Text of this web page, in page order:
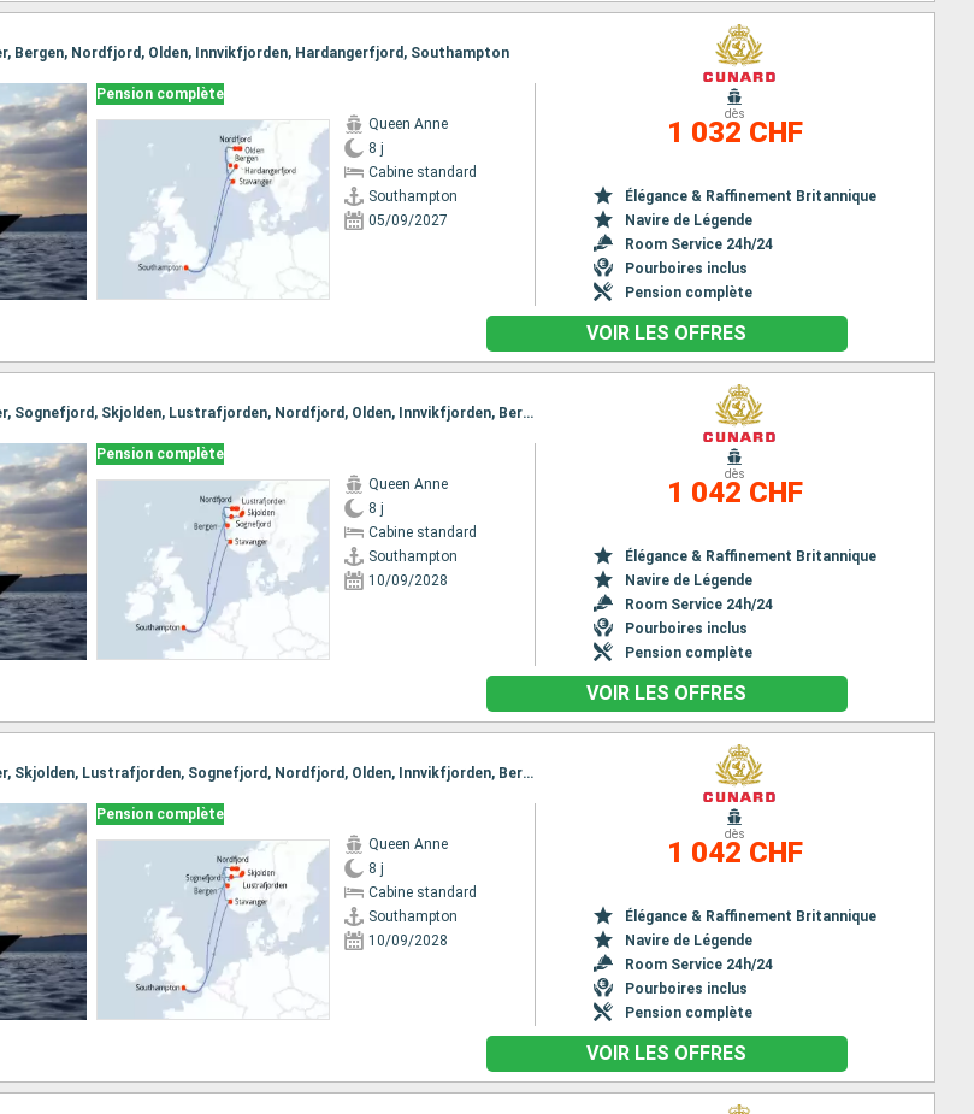
Bergen, Nordfjord, Olden, Innvikfjorden, Hardangerfjord, Southampton
Pension complète
Queen Anne
8 j
Cabine standard
Southampton
05/09/2027
dès
1 032 CHF
Élégance & Raffinement Britannique
Navire de Légende
Room Service 24h/24
Pourboires inclus
Pension complète
VOIR LES OFFRES
Itinéraire : Southampton, Stavanger, Sognefjord, Skjolden, Lustrafjorden, Nordfjord, Olden, Innvikfjorden, Bergen, Southampton
Pension complète
Queen Anne
8 j
Cabine standard
Southampton
10/09/2028
dès
1 042 CHF
Élégance & Raffinement Britannique
Navire de Légende
Room Service 24h/24
Pourboires inclus
Pension complète
VOIR LES OFFRES
Itinéraire : Southampton, Stavanger, Skjolden, Lustrafjorden, Sognefjord, Nordfjord, Olden, Innvikfjorden, Bergen, Southampton
Pension complète
Queen Anne
8 j
Cabine standard
Southampton
10/09/2028
dès
1 042 CHF
Élégance & Raffinement Britannique
Navire de Légende
Room Service 24h/24
Pourboires inclus
Pension complète
VOIR LES OFFRES